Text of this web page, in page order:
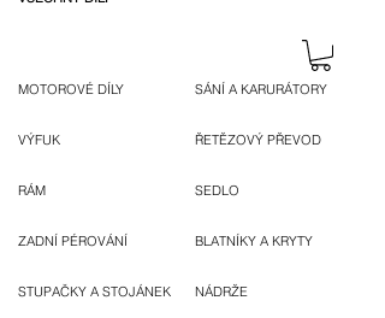
MOTOROVÉ DÍLY
VÝFUK
RÁM
ZADNÍ PÉROVÁNÍ
STUPAČKY A STOJÁNEK
SÁNÍ A KARURÁTORY
ŘETĚZOVÝ PŘEVOD
SEDLO
BLATNÍKY A KRYTY
NÁDRŽE